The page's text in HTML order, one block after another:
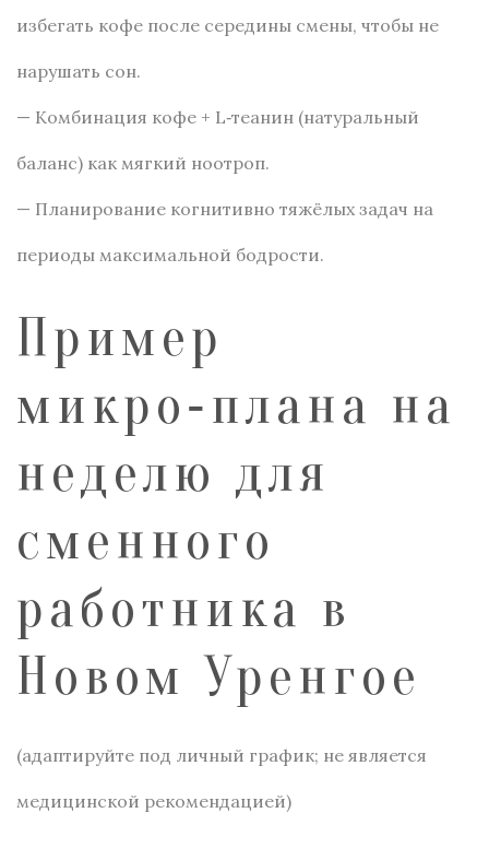
избегать кофе после середины смены, чтобы не
нарушать сон.
— Комбинация кофе + L‑теанин (натуральный
баланс) как мягкий ноотроп.
— Планирование когнитивно тяжёлых задач на
периоды максимальной бодрости.
Пример
микро‑плана на
неделю для
сменного
работника в
Новом Уренгое
(адаптируйте под личный график; не является
медицинской рекомендацией)